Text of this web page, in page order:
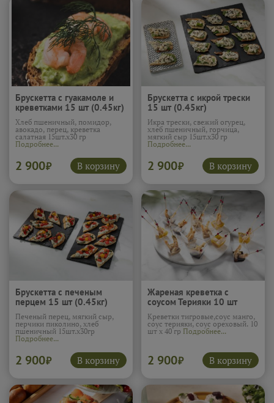
Брускетта с гуакамоле и
креветками 15 шт (0.45кг)
Хлеб пшеничный, помидор,
авокадо, перец, креветка
салатная 15шт.х30 гр
Подробнее...
2 900₽ В корзину
Брускетта с икрой трески
15 шт (0.45кг)
Икра трески, свежий огурец,
хлеб пшеничный, горчица,
мягкий сыр 15шт.х30 гр
Подробнее...
2 900₽ В корзину
Брускетта с печеным
перцем 15 шт (0.45кг)
Печеный перец, мягкий сыр,
перчики пиколино, хлеб
пшеничный 15шт.х30гр
Подробнее...
2 900₽ В корзину
Жареная креветка с
соусом Терияки 10 шт
(0.4кг)
Креветки тигровые,соус манго,
соус терияки, соус ореховый. 10
шт х 40 гр Подробнее...
2 900₽ В корзину